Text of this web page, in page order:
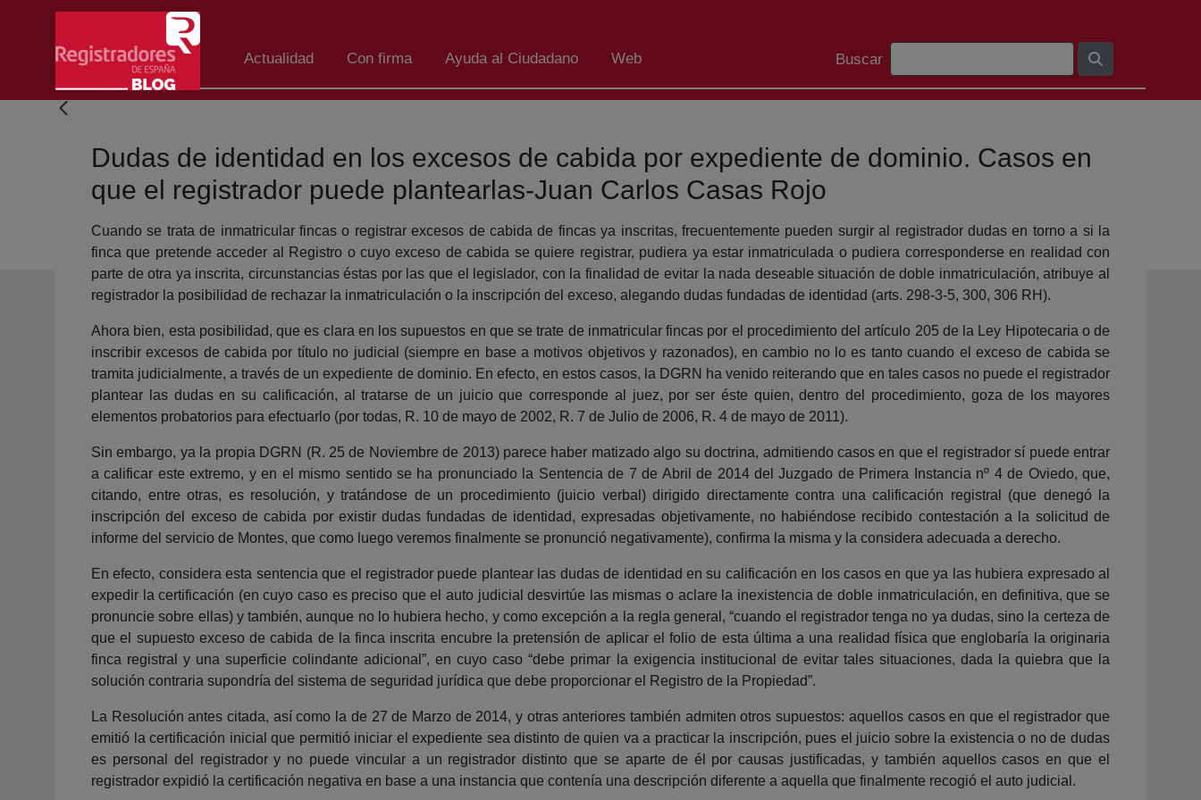
Eduki nagusira joan
Actualidad Con firma Ayuda al Ciudadano Web
Bilaketa barra
Buscar
Dudas de identidad en los excesos de cabida por expediente de dominio. Casos en
que el registrador puede plantearlas-Juan Carlos Casas Rojo
Cuando se trata de inmatricular fincas o registrar excesos de cabida de fincas ya inscritas, frecuentemente pueden surgir al registrador dudas en torno a si la
finca que pretende acceder al Registro o cuyo exceso de cabida se quiere registrar, pudiera ya estar inmatriculada o pudiera corresponderse en realidad con
parte de otra ya inscrita, circunstancias éstas por las que el legislador, con la finalidad de evitar la nada deseable situación de doble inmatriculación, atribuye al
registrador la posibilidad de rechazar la inmatriculación o la inscripción del exceso, alegando dudas fundadas de identidad (arts. 298-3-5, 300, 306 RH).
Ahora bien, esta posibilidad, que es clara en los supuestos en que se trate de inmatricular fincas por el procedimiento del artículo 205 de la Ley Hipotecaria o de
inscribir excesos de cabida por título no judicial (siempre en base a motivos objetivos y razonados), en cambio no lo es tanto cuando el exceso de cabida se
tramita judicialmente, a través de un expediente de dominio. En efecto, en estos casos, la DGRN ha venido reiterando que en tales casos no puede el registrador
plantear las dudas en su calificación, al tratarse de un juicio que corresponde al juez, por ser éste quien, dentro del procedimiento, goza de los mayores
elementos probatorios para efectuarlo (por todas, R. 10 de mayo de 2002, R. 7 de Julio de 2006, R. 4 de mayo de 2011).
Sin embargo, ya la propia DGRN (R. 25 de Noviembre de 2013) parece haber matizado algo su doctrina, admitiendo casos en que el registrador sí puede entrar
a calificar este extremo, y en el mismo sentido se ha pronunciado la Sentencia de 7 de Abril de 2014 del Juzgado de Primera Instancia nº 4 de Oviedo, que,
citando, entre otras, es resolución, y tratándose de un procedimiento (juicio verbal) dirigido directamente contra una calificación registral (que denegó la
inscripción del exceso de cabida por existir dudas fundadas de identidad, expresadas objetivamente, no habiéndose recibido contestación a la solicitud de
informe del servicio de Montes, que como luego veremos finalmente se pronunció negativamente), confirma la misma y la considera adecuada a derecho.
En efecto, considera esta sentencia que el registrador puede plantear las dudas de identidad en su calificación en los casos en que ya las hubiera expresado al
expedir la certificación (en cuyo caso es preciso que el auto judicial desvirtúe las mismas o aclare la inexistencia de doble inmatriculación, en definitiva, que se
pronuncie sobre ellas) y también, aunque no lo hubiera hecho, y como excepción a la regla general, “cuando el registrador tenga no ya dudas, sino la certeza de
que el supuesto exceso de cabida de la finca inscrita encubre la pretensión de aplicar el folio de esta última a una realidad física que englobaría la originaria
finca registral y una superficie colindante adicional”, en cuyo caso “debe primar la exigencia institucional de evitar tales situaciones, dada la quiebra que la
solución contraria supondría del sistema de seguridad jurídica que debe proporcionar el Registro de la Propiedad”.
La Resolución antes citada, así como la de 27 de Marzo de 2014, y otras anteriores también admiten otros supuestos: aquellos casos en que el registrador que
emitió la certificación inicial que permitió iniciar el expediente sea distinto de quien va a practicar la inscripción, pues el juicio sobre la existencia o no de dudas
es personal del registrador y no puede vincular a un registrador distinto que se aparte de él por causas justificadas, y también aquellos casos en que el
registrador expidió la certificación negativa en base a una instancia que contenía una descripción diferente a aquella que finalmente recogió el auto judicial.